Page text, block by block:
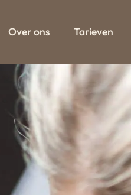
Over ons Tarieven